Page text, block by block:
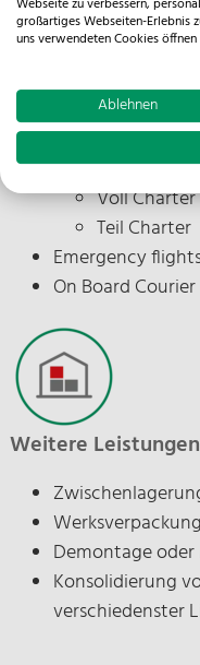
Luftfracht
Charter von
Voll Charter
Teil Charter
Emergency
On Board Courier
Weitere Leistungen
Demontage
Konsolidierung
verschiedenster
Webseite zu verbessern,
großartiges Webseiten-Erlebnis
uns verwendeten Cookies
Ablehnen